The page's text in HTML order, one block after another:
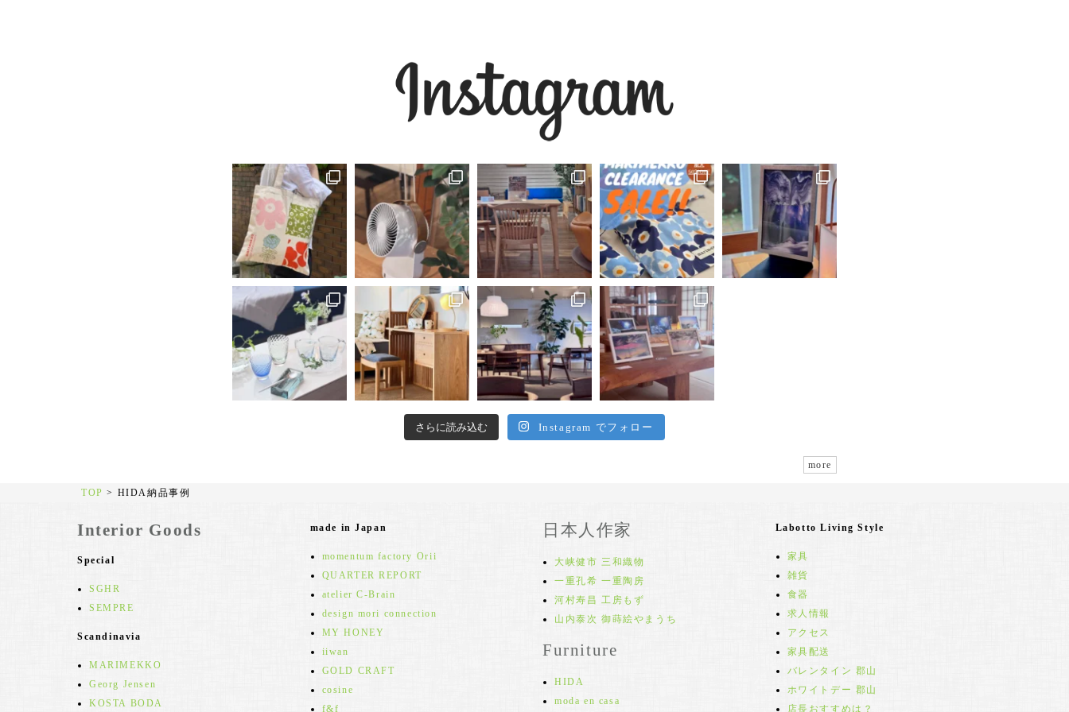
さらに読み込む Instagram でフォロー
more
TOP > HIDA納品事例
Interior Goods
Special
SGHR
SEMPRE
Scandinavia
MARIMEKKO
Georg Jensen
KOSTA BODA
made in Japan
momentum factory Orii
QUARTER REPORT
atelier C-Brain
design mori connection
MY HONEY
iiwan
GOLD CRAFT
cosine
f&f
日本人作家
大峡健市 三和織物
一重孔希 一重陶房
河村寿昌 工房もず
山内泰次 御蒔絵やまうち
Furniture
HIDA
moda en casa
Labotto Living Style
家具
雑貨
食器
求人情報
アクセス
家具配送
バレンタイン 郡山
ホワイトデー 郡山
店長おすすめは？